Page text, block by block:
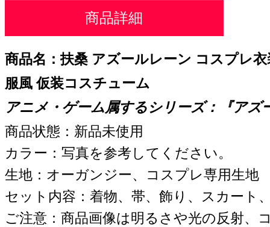
商品詳細
商品名：扶桑 アズールレーン コスプレ
服風 仮装コスチューム
アニメ・ゲーム属するシリーズ：『アズ
商品状態：新品未使用
カラー：写真を参考してください。
生地：オーガンジー、コスプレ専用生地
セット内容：着物、帯、飾り、スカート
ご注意：商品画像は明るさや光の反射、